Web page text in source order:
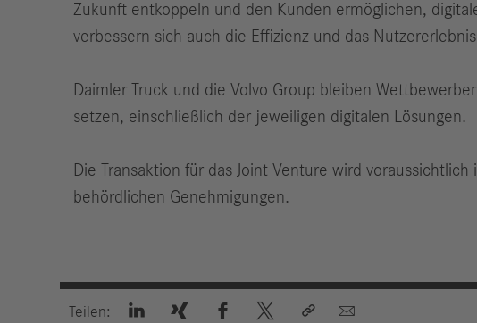
Zukunft entkoppeln und den Kunden ermöglichen,
verbessern sich auch die Effizienz und das
Daimler Truck und die Volvo Group bleiben
setzen, einschließlich der jeweiligen digitalen Lösungen.
Die Transaktion für das Joint Venture wird
behördlichen Genehmigungen.
Teilen:      